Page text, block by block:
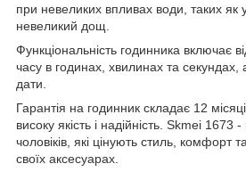
при невеликих впливах води, таких як
невеликий дощ.
Функціональність годинника включає
часу в годинах, хвилинах та секундах,
дати.
Гарантія на годинник складає 12
високу якість і надійність. Skmei 1673
чоловіків, які цінують стиль, комфорт
своїх аксесуарах.